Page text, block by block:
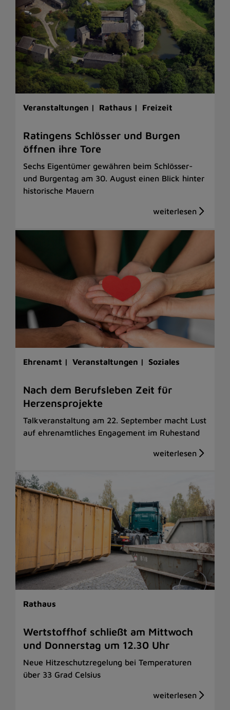
Veranstaltungen | Rathaus | Freizeit
Ratingens Schlösser und Burgen
öffnen ihre Tore
Sechs Eigentümer gewähren beim Schlösser-
und Burgentag am 30. August einen Blick hinter
historische Mauern
Ehrenamt | Veranstaltungen | Soziales
Nach dem Berufsleben Zeit für
Herzensprojekte
Talkveranstaltung am 22. September macht Lust
auf ehrenamtliches Engagement im Ruhestand
Rathaus
Wertstoffhof schließt am Mittwoch
und Donnerstag um 12.30 Uhr
Neue Hitzeschutzregelung bei Temperaturen
über 33 Grad Celsius